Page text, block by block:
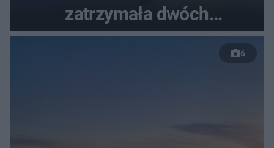
zatrzymała dwóch
nastolatków
6